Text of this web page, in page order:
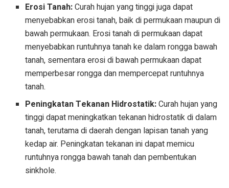
Erosi Tanah:Curah hujan yang tinggi juga dapat
menyebabkan erosi tanah, baik di permukaan maupun di
bawah permukaan. Erosi tanah di permukaan dapat
menyebabkan runtuhnya tanah ke dalam rongga bawah
tanah, sementara erosi di bawah permukaan dapat
memperbesar rongga dan mempercepat runtuhnya
tanah.
Peningkatan Tekanan Hidrostatik:Curah hujan yang
tinggi dapat meningkatkan tekanan hidrostatik di dalam
tanah, terutama di daerah dengan lapisan tanah yang
kedap air. Peningkatan tekanan ini dapat memicu
runtuhnya rongga bawah tanah dan pembentukan
sinkhole.